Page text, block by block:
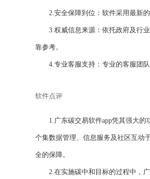
2.安全保障到位：软件采用最新
3.权威信息来源：依托政府及行
靠参考。
4.专业客服支持：专业的客服团
软件点评
1.广东碳交易软件app凭其强大
个集数据管理、信息服务及社区互动
全的保障。
2.在实施碳中和目标的过程中，